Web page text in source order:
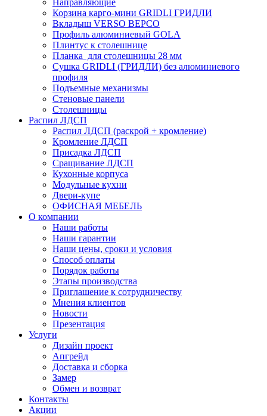
Направляющие
Корзина карго-мини GRIDLI ГРИДЛИ
Вкладыш VERSO ВЕРСО
Профиль алюминиевый GOLA
Плинтус к столешнице
Планка для столешницы 28 мм
Сушка GRIDLI (ГРИДЛИ) без алюминиевого
профиля
Подъемные механизмы
Стеновые панели
Столешницы
Распил ЛДСП
Распил ЛДСП (раскрой + кромление)
Кромление ЛДСП
Присадка ЛДСП
Сращивание ЛДСП
Кухонные корпуса
Модульные кухни
Двери-купе
ОФИСНАЯ МЕБЕЛЬ
О компании
Наши работы
Наши гарантии
Наши цены, сроки и условия
Способ оплаты
Порядок работы
Этапы производства
Приглашение к сотрудничеству
Мнения клиентов
Новости
Презентация
Услуги
Дизайн проект
Апгрейд
Доставка и сборка
Замер
Обмен и возврат
Контакты
Акции